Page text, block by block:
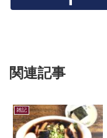
関連記事
雑記